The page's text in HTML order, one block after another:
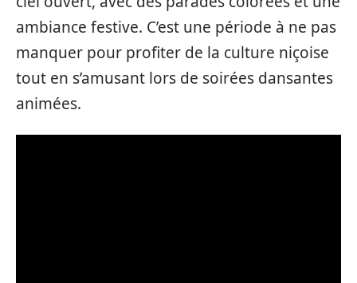
ambiance festive. C’est une période à ne pas
manquer pour profiter de la culture niçoise
tout en s’amusant lors de soirées dansantes
animées.